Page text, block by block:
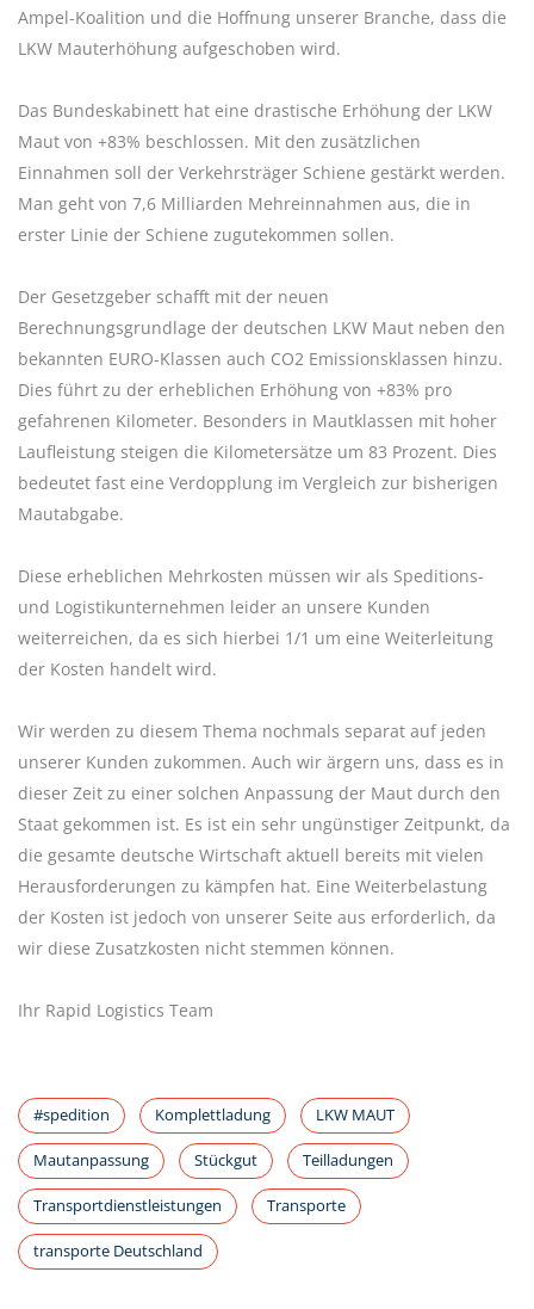
Ampel-Koalition und die Hoffnung unserer Branche, dass die
LKW Mauterhöhung aufgeschoben wird.
Das Bundeskabinett hat eine drastische Erhöhung der LKW
Maut von +83% beschlossen. Mit den zusätzlichen
Einnahmen soll der Verkehrsträger Schiene gestärkt werden.
Man geht von 7,6 Milliarden Mehreinnahmen aus, die in
erster Linie der Schiene zugutekommen sollen.
Der Gesetzgeber schafft mit der neuen
Berechnungsgrundlage der deutschen LKW Maut neben den
bekannten EURO-Klassen auch CO2 Emissionsklassen hinzu.
Dies führt zu der erheblichen Erhöhung von +83% pro
gefahrenen Kilometer. Besonders in Mautklassen mit hoher
Laufleistung steigen die Kilometersätze um 83 Prozent. Dies
bedeutet fast eine Verdopplung im Vergleich zur bisherigen
Mautabgabe.
Diese erheblichen Mehrkosten müssen wir als Speditions-
und Logistikunternehmen leider an unsere Kunden
weiterreichen, da es sich hierbei 1/1 um eine Weiterleitung
der Kosten handelt wird.
Wir werden zu diesem Thema nochmals separat auf jeden
unserer Kunden zukommen. Auch wir ärgern uns, dass es in
dieser Zeit zu einer solchen Anpassung der Maut durch den
Staat gekommen ist. Es ist ein sehr ungünstiger Zeitpunkt, da
die gesamte deutsche Wirtschaft aktuell bereits mit vielen
Herausforderungen zu kämpfen hat. Eine Weiterbelastung
der Kosten ist jedoch von unserer Seite aus erforderlich, da
wir diese Zusatzkosten nicht stemmen können.
Ihr Rapid Logistics Team
#spedition Komplettladung LKW MAUT
Mautanpassung Stückgut Teilladungen
Transportdienstleistungen Transporte
transporte Deutschland